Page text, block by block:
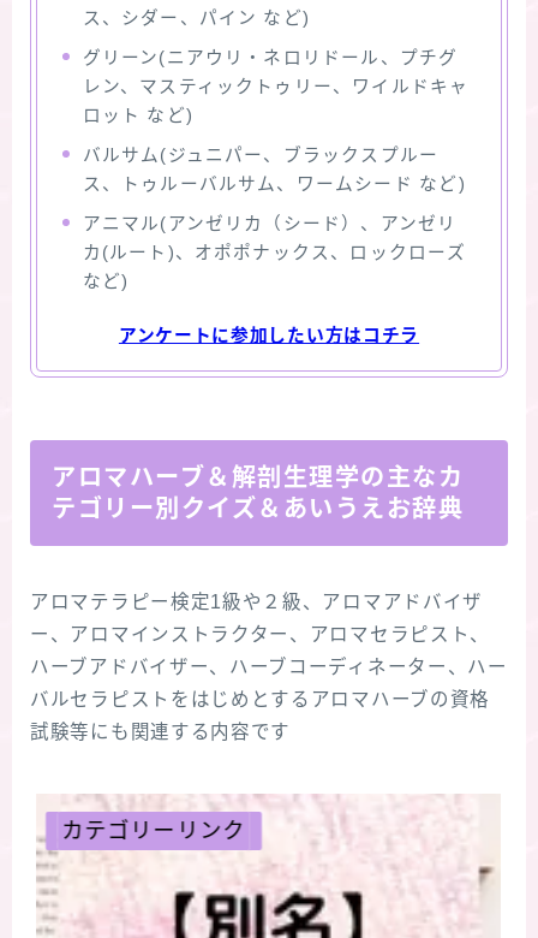
ス、シダー、パイン など)
グリーン(ニアウリ・ネロリドール、プチグ
レン、マスティックトゥリー、ワイルドキャ
ロット など)
バルサム(ジュニパー、ブラックスプルー
ス、トゥルーバルサム、ワームシード など)
アニマル(アンゼリカ（シード）、アンゼリ
カ(ルート)、オポポナックス、ロックローズ
など)
アンケートに参加したい方はコチラ
アロマハーブ＆解剖生理学の主なカ
テゴリー別クイズ＆あいうえお辞典
アロマテラピー検定1級や２級、アロマアドバイザ
ー、アロマインストラクター、アロマセラピスト、
ハーブアドバイザー、ハーブコーディネーター、ハー
バルセラピストをはじめとするアロマハーブの資格
試験等にも関連する内容です
カテゴリーリンク